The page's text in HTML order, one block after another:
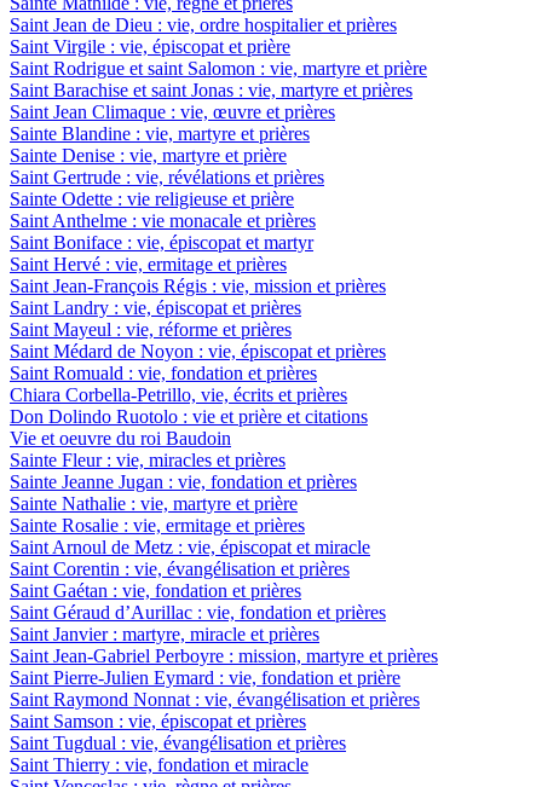
Saint Jean de Dieu : vie, ordre hospitalier et prières
Saint Virgile : vie, épiscopat et prière
Saint Rodrigue et saint Salomon : vie, martyre et prière
Saint Barachise et saint Jonas : vie, martyre et prières
Saint Jean Climaque : vie, œuvre et prières
Sainte Blandine : vie, martyre et prières
Sainte Denise : vie, martyre et prière
Saint Gertrude : vie, révélations et prières
Sainte Odette : vie religieuse et prière
Saint Anthelme : vie monacale et prières
Saint Boniface : vie, épiscopat et martyr
Saint Hervé : vie, ermitage et prières
Saint Jean-François Régis : vie, mission et prières
Saint Landry : vie, épiscopat et prières
Saint Mayeul : vie, réforme et prières
Saint Médard de Noyon : vie, épiscopat et prières
Saint Romuald : vie, fondation et prières
Chiara Corbella-Petrillo, vie, écrits et prières
Don Dolindo Ruotolo : vie et prière et citations
Vie et oeuvre du roi Baudoin
Sainte Fleur : vie, miracles et prières
Sainte Jeanne Jugan : vie, fondation et prières
Sainte Nathalie : vie, martyre et prière
Sainte Rosalie : vie, ermitage et prières
Saint Arnoul de Metz : vie, épiscopat et miracle
Saint Corentin : vie, évangélisation et prières
Saint Gaétan : vie, fondation et prières
Saint Géraud d’Aurillac : vie, fondation et prières
Saint Janvier : martyre, miracle et prières
Saint Jean-Gabriel Perboyre : mission, martyre et prières
Saint Pierre-Julien Eymard : vie, fondation et prière
Saint Raymond Nonnat : vie, évangélisation et prières
Saint Samson : vie, épiscopat et prières
Saint Tugdual : vie, évangélisation et prières
Saint Thierry : vie, fondation et miracle